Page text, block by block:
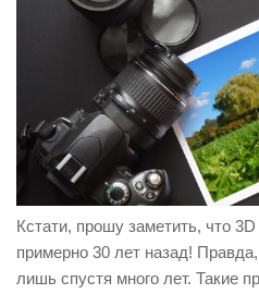
Кстати, прошу заметить, что
примерно 30 лет назад!
лишь спустя много лет. Такие